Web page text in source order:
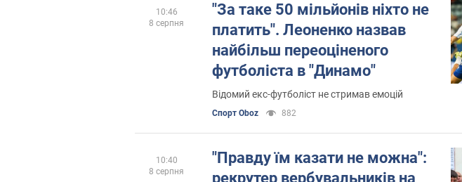
"За таке 50 мільйонів ніхто не
платить". Леоненко назвав
найбільш переоціненого
футболіста в "Динамо"
Відомий екс-футболіст не стримав емоцій
Спорт Oboz 882
10:46
8 серпня
"Правду їм казати не можна":
рекрутер вербувальників на
10:40
8 серпня